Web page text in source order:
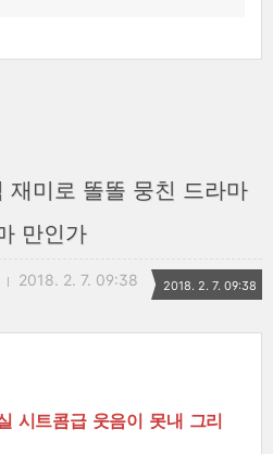
재미로 똘똘 뭉친 드라마
만인가
2018. 2. 7. 09:38 2018. 2. 7. 09:38
시트콤급 웃음이 못내 그리